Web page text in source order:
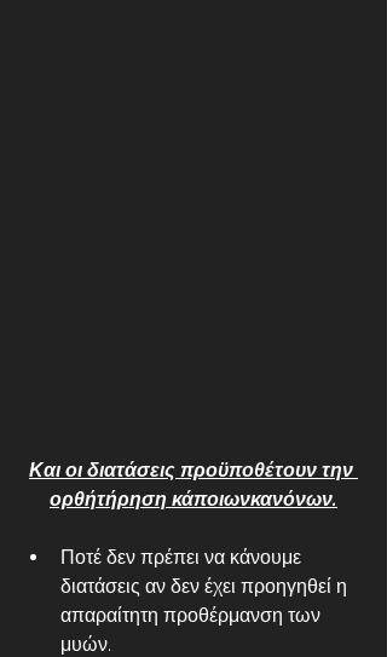
Και οι διατάσεις προϋποθέτουν την
ορθήτήρηση κάποιωνκανόνων.
Ποτέ δεν πρέπει να κάνουμε
διατάσεις αν δεν έχει προηγηθεί η
απαραίτητη προθέρμανση των
μυών.